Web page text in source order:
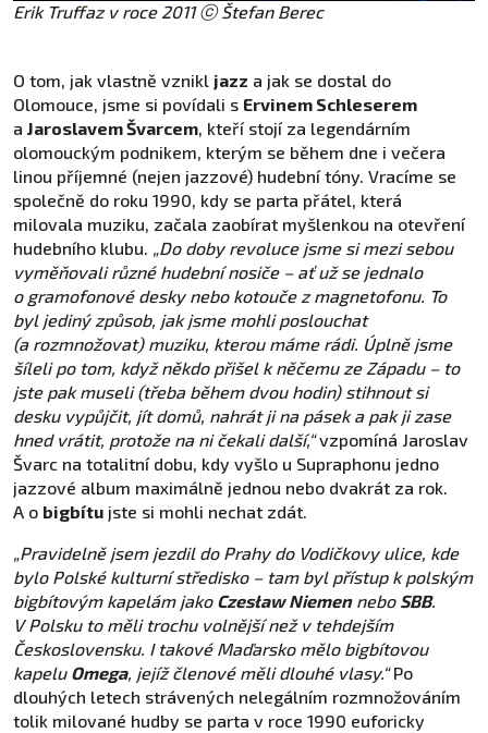
Erik Truffaz v roce 2011 ⓒ Štefan Berec
O tom, jak vlastně vznikl jazz a jak se dostal do
Olomouce, jsme si povídali s Ervinem Schleserem
a Jaroslavem Švarcem, kteří stojí za legendárním
olomouckým podnikem, kterým se během dne i večera
linou příjemné (nejen jazzové) hudební tóny. Vracíme se
společně do roku 1990, kdy se parta přátel, která
milovala muziku, začala zaobírat myšlenkou na otevření
hudebního klubu. „Do doby revoluce jsme si mezi sebou
vyměňovali různé hudební nosiče – ať už se jednalo
o gramofonové desky nebo kotouče z magnetofonu. To
byl jediný způsob, jak jsme mohli poslouchat
(a rozmnožovat) muziku, kterou máme rádi. Úplně jsme
šíleli po tom, když někdo přišel k něčemu ze Západu – to
jste pak museli (třeba během dvou hodin) stihnout si
desku vypůjčit, jít domů, nahrát ji na pásek a pak ji zase
hned vrátit, protože na ni čekali další,“vzpomíná Jaroslav
Švarc na totalitní dobu, kdy vyšlo u Supraphonu jedno
jazzové album maximálně jednou nebo dvakrát za rok.
A o bigbítu jste si mohli nechat zdát.
„Pravidelně jsem jezdil do Prahy do Vodičkovy ulice, kde
bylo Polské kulturní středisko – tam byl přístup k polským
bigbítovým kapelám jako Czesław Niemennebo SBB.
V Polsku to měli trochu volnější než v tehdejším
Československu. I takové Maďarsko mělo bigbítovou
kapelu Omega, jejíž členové měli dlouhé vlasy.“Po
dlouhých letech strávených nelegálním rozmnožováním
tolik milované hudby se parta v roce 1990 euforicky